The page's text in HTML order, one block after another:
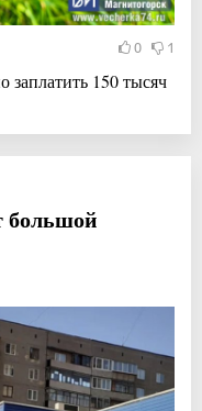
0 1
150 тысяч
большой